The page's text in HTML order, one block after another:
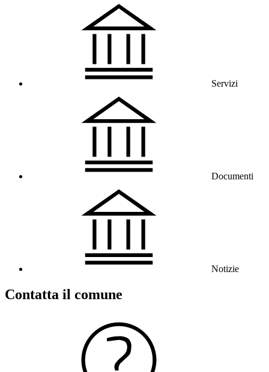
Servizi
Documenti
Notizie
Contatta il comune